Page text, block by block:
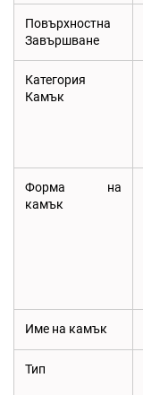
Повърхностна
Завършване
Категория
Камък
Форма на
камък
Име на камък
Тип